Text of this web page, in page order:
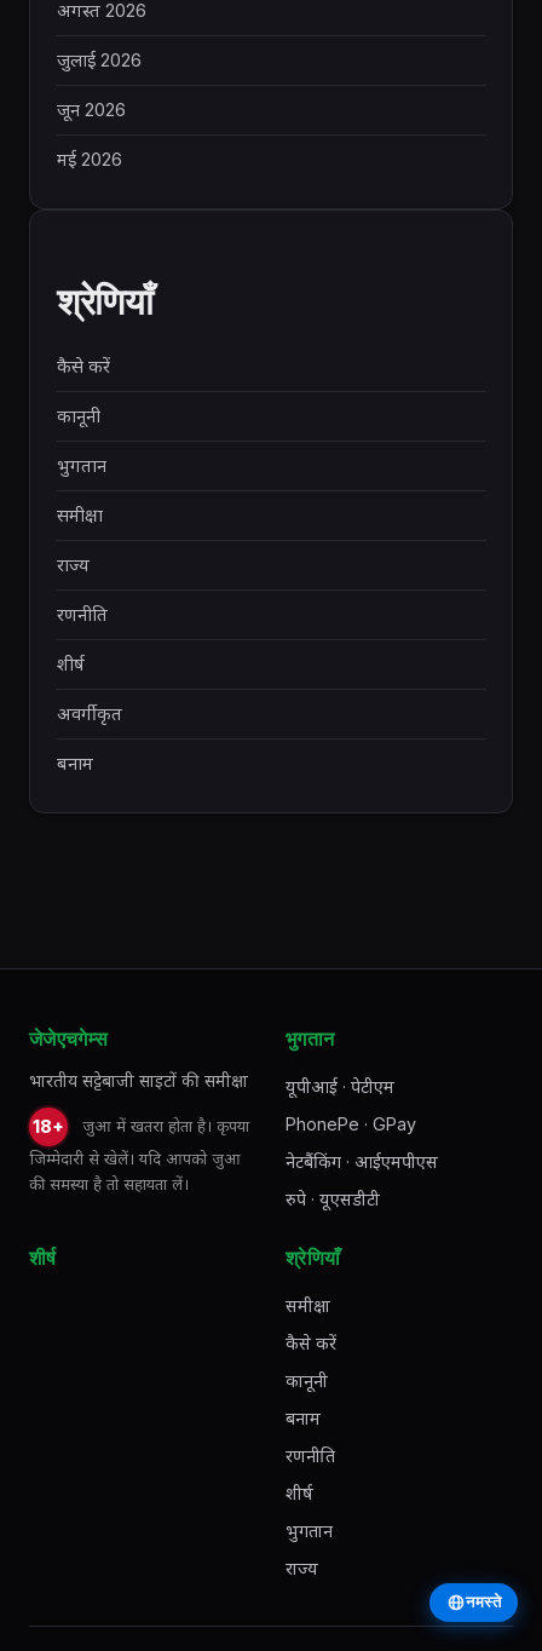
अगस्त 2026
जुलाई 2026
जून 2026
मई 2026
श्रेणियाँ
कैसे करें
कानूनी
भुगतान
समीक्षा
राज्य
रणनीति
शीर्ष
अवर्गीकृत
बनाम
जेजेएचगेम्स
भारतीय सट्टेबाजी साइटों की समीक्षा
18+
जुआ में खतरा होता है। कृपया
जिम्मेदारी से खेलें। यदि आपको जुआ
की समस्या है तो सहायता लें।
भुगतान
यूपीआई · पेटीएम
PhonePe · GPay
नेटबैंकिंग · आईएमपीएस
रुपे · यूएसडीटी
शीर्ष श्रेणियाँ
समीक्षा
कैसे करें
कानूनी
बनाम
रणनीति
शीर्ष
भुगतान
राज्य
नमस्ते